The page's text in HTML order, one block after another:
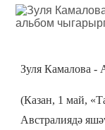
Зуля Камалова -
(Казан, 1 май,
Австралиядә